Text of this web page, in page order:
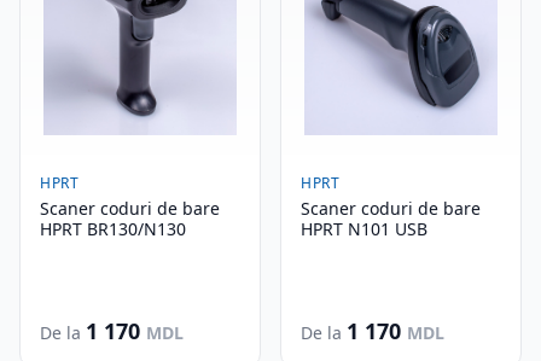
HPRT
Scaner coduri de bare
HPRT BR130/N130
De la 1 170 MDL
HPRT
Scaner coduri de bare
HPRT N101 USB
De la 1 170 MDL